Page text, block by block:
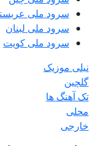
سرود ملی
سرود ملی لبنان
سرود ملی کویت
نیلی موزیک
گلچین
تک آهنگ ها
محلی
خارجی